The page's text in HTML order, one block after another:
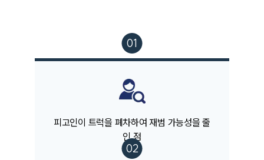
팀소개
대륜의 강점
글로벌 파트너 로펌
고객의 소리
통합검색
AI대륜
업무사례
피고인이 트럭을 폐차하여 재범 가능성을 줄
인 점